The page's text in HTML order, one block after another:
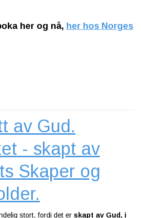
her og nå, her hos Norges
av Gud.
- skapt av
Skaper og
stort, fordi det er skapt av Gud, i